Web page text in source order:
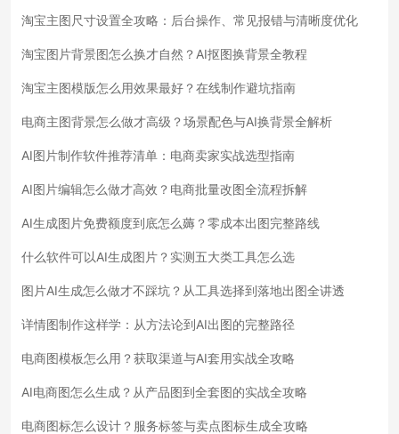
淘宝主图尺寸设置全攻略：后台操作、常见报错与清晰度优化
淘宝图片背景图怎么换才自然？AI抠图换背景全教程
淘宝主图模版怎么用效果最好？在线制作避坑指南
电商主图背景怎么做才高级？场景配色与AI换背景全解析
AI图片制作软件推荐清单：电商卖家实战选型指南
AI图片编辑怎么做才高效？电商批量改图全流程拆解
AI生成图片免费额度到底怎么薅？零成本出图完整路线
什么软件可以AI生成图片？实测五大类工具怎么选
图片AI生成怎么做才不踩坑？从工具选择到落地出图全讲透
详情图制作这样学：从方法论到AI出图的完整路径
电商图模板怎么用？获取渠道与AI套用实战全攻略
AI电商图怎么生成？从产品图到全套图的实战全攻略
电商图标怎么设计？服务标签与卖点图标生成全攻略